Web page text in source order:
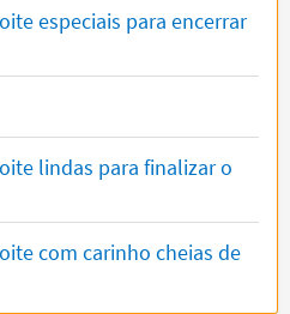
especiais para encerrar
lindas para finalizar o
com carinho cheias de